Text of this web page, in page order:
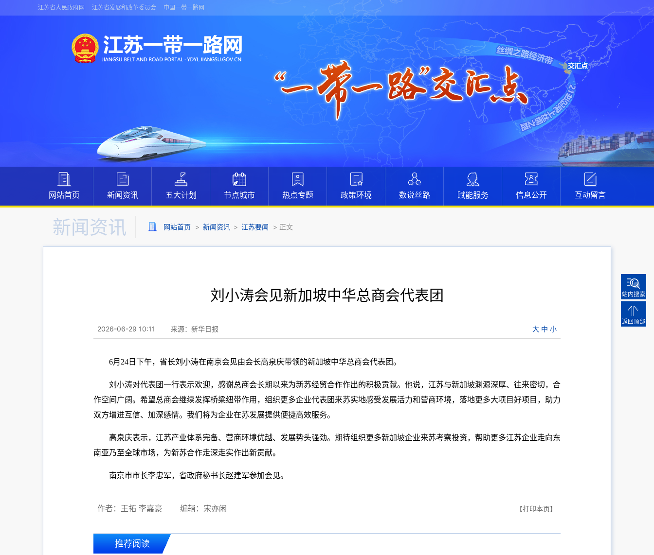
站内搜索
返回顶部
江苏省人民政府网 江苏省发展和改革委员会 中国一带一路网
网站首页 新闻资讯 五大计划 节点城市 热点专题 政策环境 数说丝路 赋能服务 信息公开 互动留言
新闻资讯 网站首页 > 新闻资讯 > 江苏要闻 > 正文
刘小涛会见新加坡中华总商会代表团
2026-06-29 10:11 来源：新华日报 大 中 小
6月24日下午，省长刘小涛在南京会见由会长高泉庆带领的新加坡中华总商会代表团。
刘小涛对代表团一行表示欢迎，感谢总商会长期以来为新苏经贸合作作出的积极贡献。他说，江苏与新加坡渊源深厚、往来密切，合
作空间广阔。希望总商会继续发挥桥梁纽带作用，组织更多企业代表团来苏实地感受发展活力和营商环境，落地更多大项目好项目，助力
双方增进互信、加深感情。我们将为企业在苏发展提供便捷高效服务。
高泉庆表示，江苏产业体系完备、营商环境优越、发展势头强劲。期待组织更多新加坡企业来苏考察投资，帮助更多江苏企业走向东
南亚乃至全球市场，为新苏合作走深走实作出新贡献。
南京市市长李忠军，省政府秘书长赵建军参加会见。
作者：王拓 李嘉豪 编辑：宋亦闲 【打印本页】
推荐阅读